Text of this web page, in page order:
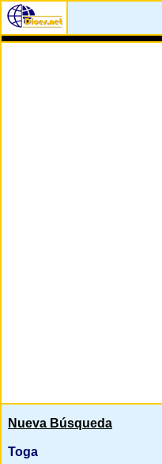
Nueva Búsqueda
Toga